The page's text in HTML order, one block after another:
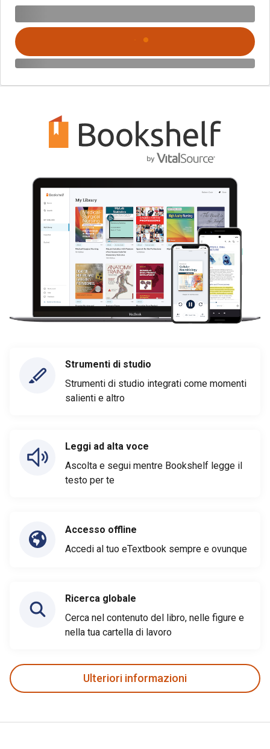
Strumenti di studio
Strumenti di studio integrati come momenti
salienti e altro
Leggi ad alta voce
Ascolta e segui mentre Bookshelf legge il
testo per te
Accesso offline
Accedi al tuo eTextbook sempre e ovunque
Ricerca globale
Cerca nel contenuto del libro, nelle figure e
nella tua cartella di lavoro
Ulteriori informazioni